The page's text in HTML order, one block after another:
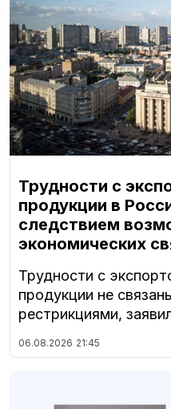
Трудности с
продукции в
следствием
экономических
Трудности с
продукции не
рестрикциями,
06.08.2026 21:45